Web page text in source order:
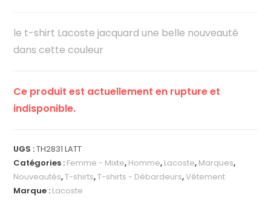
le t-shirt Lacoste jacquard une belle nouveauté
dans cette couleur
Ce produit est actuellement en rupture et
indisponible.
UGS :TH2831 LATT
Catégories : Femme - Mixte, Homme, Lacoste, Marques,
Nouveautés,T-shirts,T-shirts - Débardeurs,Vêtement
Marque : Lacoste